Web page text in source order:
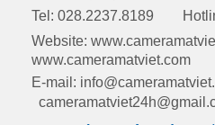
Tel: 028.2237.8189
Website:
www.cameramatviet.com
E-mail: